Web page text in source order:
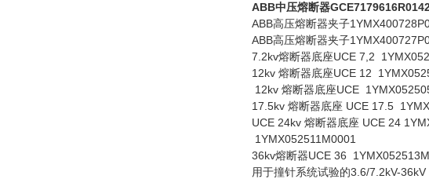
ABB中压熔断器
ABB高压熔断器夹子
ABB高压熔断器夹子
7.2kv熔断器底座UCE 7,2
12kv 熔断器底座UCE 12
12kv 熔断器底座UCE
17.5kv 熔断器底座 UCE 17.5
UCE 24kv 熔断器底座 UCE 24
1YMX052511M0001
36kv熔断器UCE 36
用于撞针系统试验的3.6/7.2kV-